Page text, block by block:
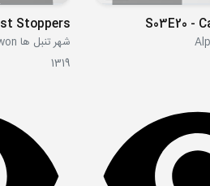
S03E20 -
Stoppers
شهر تنبل ها LazyTwon
1319